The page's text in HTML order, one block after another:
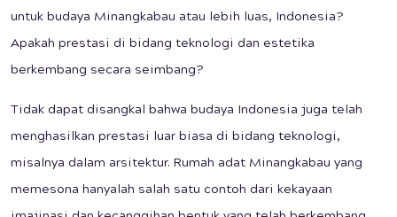
untuk budaya Minangkabau atau lebih luas, Indonesia?
Apakah prestasi di bidang teknologi dan estetika
berkembang secara seimbang?
Tidak dapat disangkal bahwa budaya Indonesia juga telah
menghasilkan prestasi luar biasa di bidang teknologi,
misalnya dalam arsitektur. Rumah adat Minangkabau yang
memesona hanyalah salah satu contoh dari kekayaan